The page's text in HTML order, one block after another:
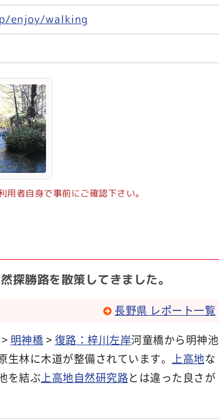
enjoy/walking
者自身で事前にご確認下さい。
勝路を散策してきました。
長野県 レポート一覧
> 明神橋>復路：梓川左岸河童橋から明神池
林に木道が整備されています。 上高地な
を結ぶ上高地自然研究路とは違った良さが